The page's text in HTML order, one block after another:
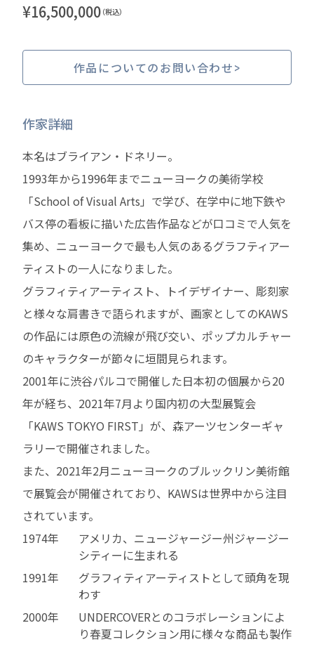
¥16,500,000 （税込）
作品についてのお問い合わせ
作家詳細
本名はブライアン・ドネリー。
1993年から1996年までニューヨークの美術学校
「School of Visual Arts」で学び、在学中に地下鉄や
バス停の看板に描いた広告作品などが口コミで人気を
集め、ニューヨークで最も人気のあるグラフティアー
ティストの一人になりました。
グラフィティアーティスト、トイデザイナー、彫刻家
と様々な肩書きで語られますが、画家としてのKAWS
の作品には原色の流線が飛び交い、ポップカルチャー
のキャラクターが節々に垣間見られます。
2001年に渋谷パルコで開催した日本初の個展から20
年が経ち、2021年7月より国内初の大型展覧会
「KAWS TOKYO FIRST」が、森アーツセンターギャ
ラリーで開催されました。
また、2021年2月ニューヨークのブルックリン美術館
で展覧会が開催されており、KAWSは世界中から注目
されています。
1974年
アメリカ、ニュージャージー州ジャージー
シティーに生まれる
1991年
グラフィティアーティストとして頭角を現
わす
2000年
UNDERCOVERとのコラボレーションによ
り春夏コレクション用に様々な商品も製作